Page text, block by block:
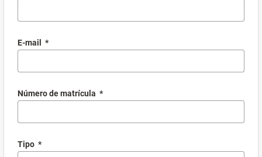
E-mail *
Número de matrícula *
Tipo *